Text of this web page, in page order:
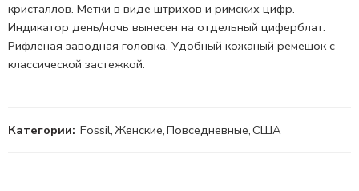
кристаллов. Метки в виде штрихов и римских цифр.
Индикатор день/ночь вынесен на отдельный циферблат.
Рифленая заводная головка. Удобный кожаный ремешок с
классической застежкой.
Категории: Fossil,Женские,Повседневные,США